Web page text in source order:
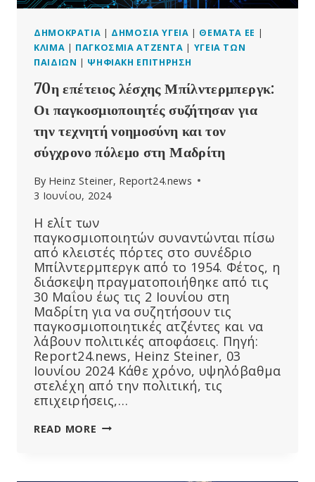
ΔΗΜΟΚΡΑΤΊΑ | ΔΗΜΌΣΙΑ ΥΓΕΊΑ | ΘΈΜΑΤΑ ΕΕ |
ΚΛΊΜΑ | ΠΑΓΚΌΣΜΙΑ ΑΤΖΈΝΤΑ | ΥΓΕΊΑ ΤΩΝ
ΠΑΙΔΙΏΝ | ΨΗΦΙΑΚΉ ΕΠΙΤΉΡΗΣΗ
70η επέτειος λέσχης Μπίλντερμπεργκ:
Οι παγκοσμιοποιητές συζήτησαν για
την τεχνητή νοημοσύνη και τον
σύγχρονο πόλεμο στη Μαδρίτη
By Heinz Steiner, Report24.news
3 Ιουνίου, 2024
Η ελίτ των
παγκοσμιοποιητών συναντώνται πίσω
από κλειστές πόρτες στο συνέδριο
Μπίλντερμπεργκ από το 1954. Φέτος, η
διάσκεψη πραγματοποιήθηκε από τις
30 Μαΐου έως τις 2 Ιουνίου στη
Μαδρίτη για να συζητήσουν τις
παγκοσμιοποιητικές ατζέντες και να
λάβουν πολιτικές αποφάσεις. Πηγή:
Report24.news, Heinz Steiner, 03
Ιουνίου 2024 Κάθε χρόνο, υψηλόβαθμα
στελέχη από την πολιτική, τις
επιχειρήσεις,…
READ MORE 70Η